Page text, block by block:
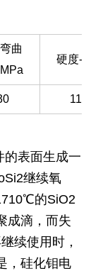
曲
硬度-
11.5
的表面生成一
继续氧
的SiO2
成滴，而失
续使用时，
，硅化钼电